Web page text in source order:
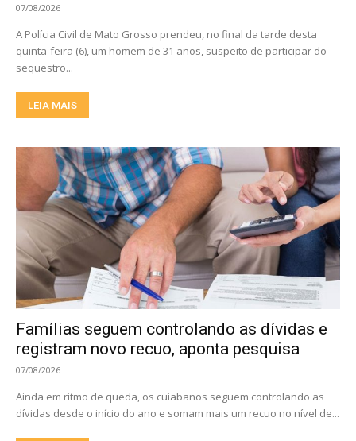
07/08/2026
A Polícia Civil de Mato Grosso prendeu, no final da tarde desta
quinta-feira (6), um homem de 31 anos, suspeito de participar do
sequestro...
LEIA MAIS
Famílias seguem controlando as dívidas e
registram novo recuo, aponta pesquisa
07/08/2026
Ainda em ritmo de queda, os cuiabanos seguem controlando as
dívidas desde o início do ano e somam mais um recuo no nível de...